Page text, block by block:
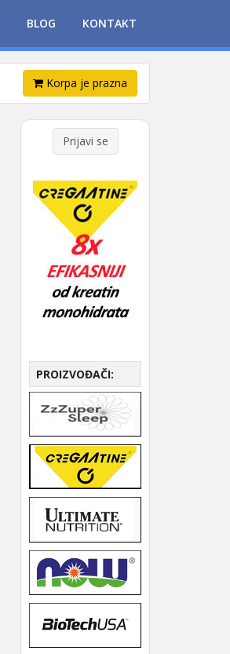
BLOG KONTAKT
Korpa je prazna
Prijavi se
PROIZVOĐAČI: